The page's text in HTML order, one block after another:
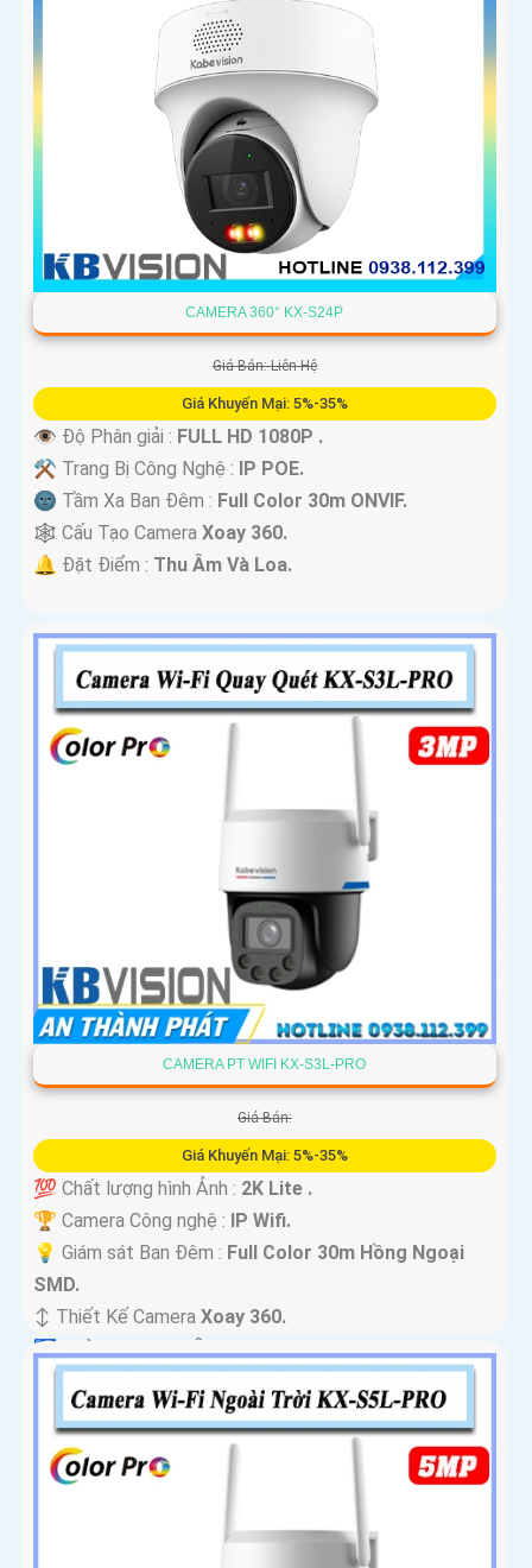
CAMERA 360° KX-S24P
Giá Bán: Liên Hệ
Giá Khuyến Mại: 5%-35%
👁 Độ Phân giải : FULL HD 1080P .
⚒ Trang Bị Công Nghệ : IP POE.
🌚 Tầm Xa Ban Đêm : Full Color 30m ONVIF.
🕸️ Cấu Tạo Camera Xoay 360.
️🔔 Đặt Điểm : Thu Âm Và Loa.
CAMERA PT WIFI KX-S3L-PRO
Giá Bán:
Giá Khuyến Mại: 5%-35%
💯 Chất lượng hình Ảnh : 2K Lite .
🏆 Camera Công nghệ : IP Wifi.
💡 Giám sát Ban Đêm : Full Color 30m Hồng Ngoại
SMD.
↕️ Thiết Kế Camera Xoay 360.
️🛃 Khả Năng :Thu Âm.